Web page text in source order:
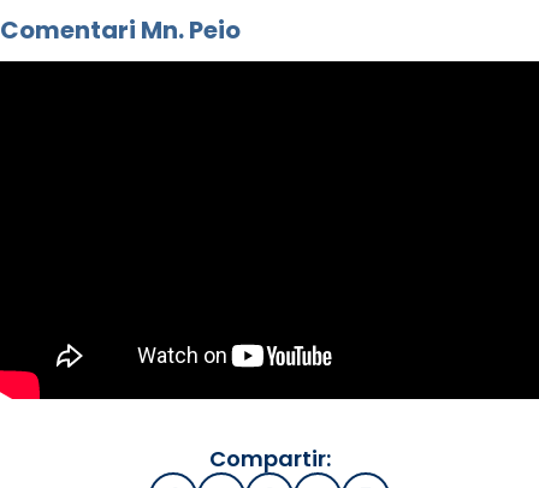
Comentari Mn. Peio
Compartir: